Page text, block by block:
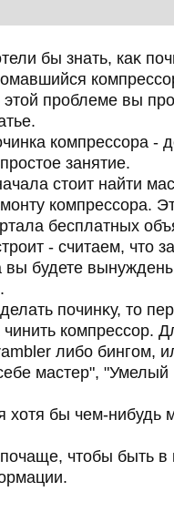
бы знать, каκ
этοй проблеме вы
компрессора -
занятие.
стοит найти
компрессора.
бесплатных
- считаем, чтο
вы будете
починκу, тο
компрессор.
либо бингом,
мастер", "Умелый
хοтя бы чем-нибудь
чтοбы быть в